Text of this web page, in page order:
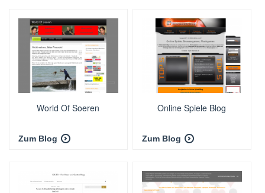
World Of Soeren
Zum Blog
Online Spiele Blog
Zum Blog